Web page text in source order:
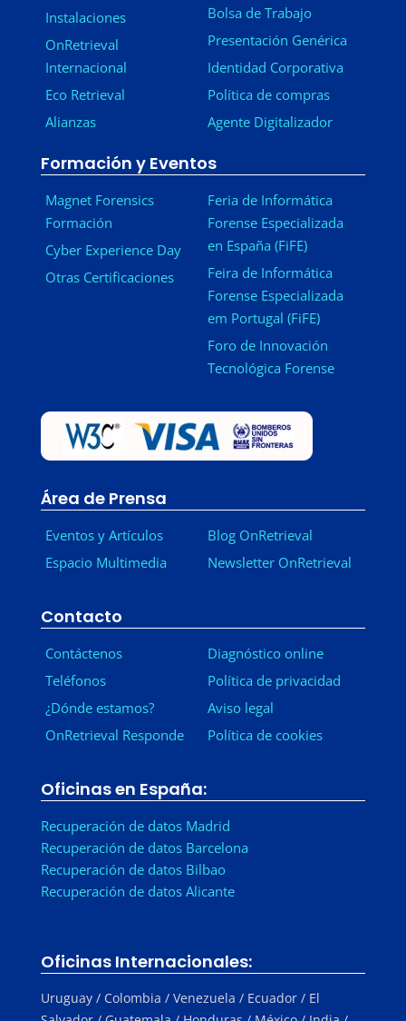
Instalaciones
OnRetrieval
Internacional
Eco Retrieval
Alianzas
Bolsa de Trabajo
Presentación Genérica
Identidad Corporativa
Política de compras
Agente Digitalizador
Formación y Eventos
Magnet Forensics
Formación
Cyber Experience Day
Otras Certificaciones
Feria de Informática
Forense Especializada
en España (FiFE)
Feira de Informática
Forense Especializada
em Portugal (FiFE)
Foro de Innovación
Tecnológica Forense
Área de Prensa
Eventos y Artículos
Espacio Multimedia
Blog OnRetrieval
Newsletter OnRetrieval
Contacto
Contáctenos
Teléfonos
¿Dónde estamos?
OnRetrieval Responde
Diagnóstico online
Política de privacidad
Aviso legal
Política de cookies
Oficinas en España:
Recuperación de datos Madrid
Recuperación de datos Barcelona
Recuperación de datos Bilbao
Recuperación de datos Alicante
Oficinas Internacionales:
Uruguay / Colombia / Venezuela / Ecuador / El